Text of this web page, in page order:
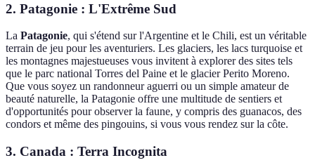
2. Patagonie : L'Extrême Sud
La Patagonie, qui s'étend sur l'Argentine et le Chili, est un véritable
terrain de jeu pour les aventuriers. Les glaciers, les lacs turquoise et
les montagnes majestueuses vous invitent à explorer des sites tels
que le parc national Torres del Paine et le glacier Perito Moreno.
Que vous soyez un randonneur aguerri ou un simple amateur de
beauté naturelle, la Patagonie offre une multitude de sentiers et
d'opportunités pour observer la faune, y compris des guanacos, des
condors et même des pingouins, si vous vous rendez sur la côte.
3. Canada : Terra Incognita